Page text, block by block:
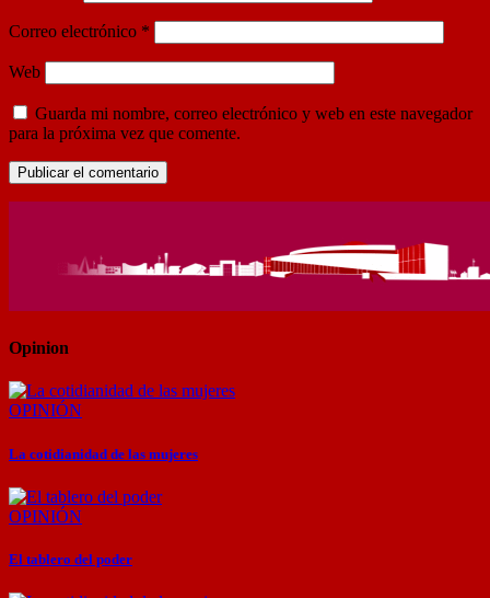
Correo electrónico *
Web
Guarda mi nombre, correo electrónico y web en este navegador
para la próxima vez que comente.
Opinion
OPINIÓN
La cotidianidad de las mujeres
OPINIÓN
El tablero del poder